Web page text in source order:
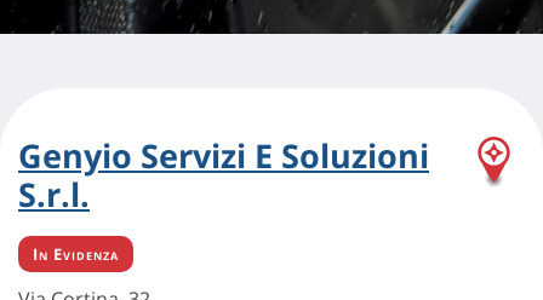
Genyio Servizi E Soluzioni
S.r.l.
In Evidenza